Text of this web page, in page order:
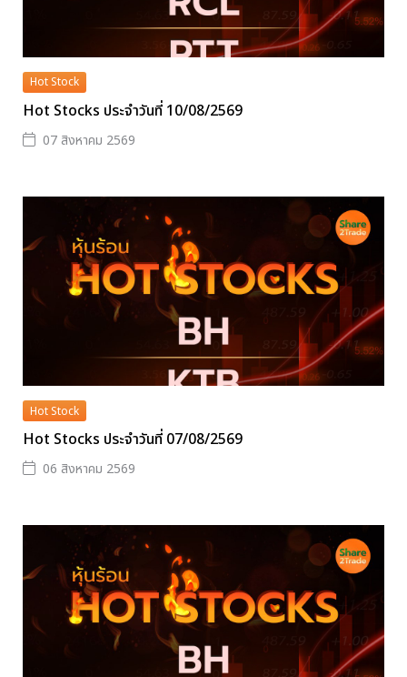
Hot Stock
Hot Stocks ประจำวันที่ 10/08/2569
07 สิงหาคม 2569
Hot Stock
Hot Stocks ประจำวันที่ 07/08/2569
06 สิงหาคม 2569